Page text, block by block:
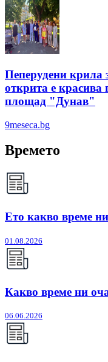
Пеперудени крила
открита е красива
площад "Дунав"
9meseca.bg
Времето
Ето какво време
01.08.2026
Какво време ни
06.06.2026